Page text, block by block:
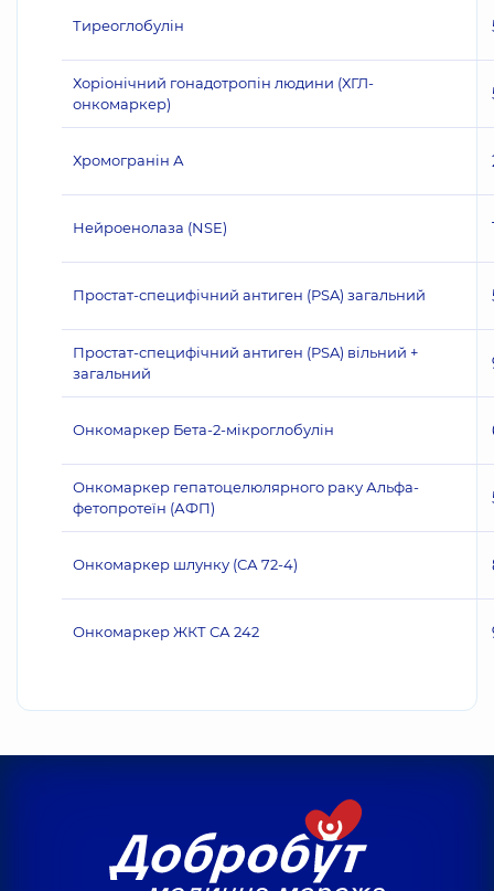
Тиреоглобулін
Хоріонічний гонадотропін людини (ХГЛ-
онкомаркер)
Хромогранін А
Нейроенолаза (NSE)
Простат-специфічний антиген (PSA) загальний
Простат-специфічний антиген (PSA) вільний +
загальний
Онкомаркер Бета-2-мікроглобулін
Онкомаркер гепатоцелюлярного раку Альфа-
фетопротеїн (АФП)
Онкомаркер шлунку (СА 72-4)
Онкомаркер ЖКТ СА 242